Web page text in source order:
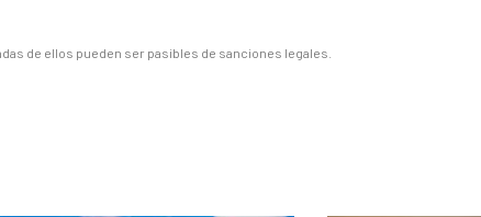
de ellos pueden ser pasibles de sanciones legales.